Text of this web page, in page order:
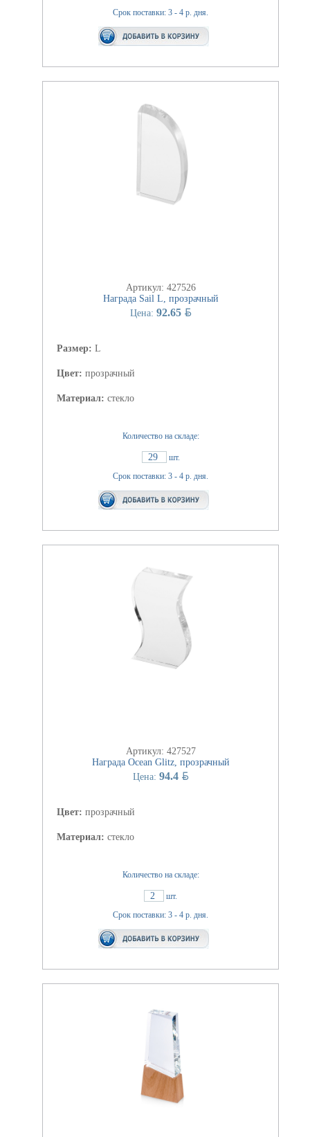
Срок поставки: 3 - 4 р. дня.
Артикул: 427526
Награда Sail L, прозрачный
Цена: 92.65 BYN
Размер: L
Цвет: прозрачный
Материал: стекло
Количество на складе:
29
шт.
Срок поставки: 3 - 4 р. дня.
Артикул: 427527
Награда Ocean Glitz, прозрачный
Цена: 94.4 BYN
Цвет: прозрачный
Материал: стекло
Количество на складе:
2
шт.
Срок поставки: 3 - 4 р. дня.